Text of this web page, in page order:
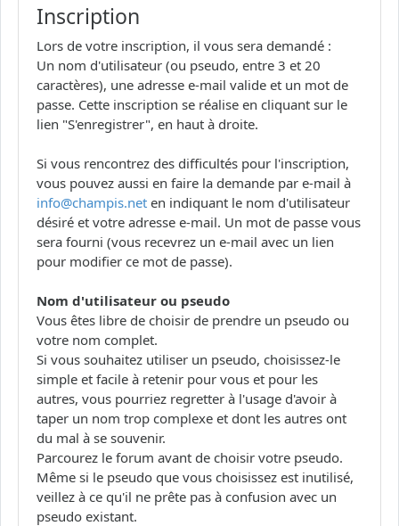
Inscription
Lors de votre inscription, il vous sera demandé :
Un nom d'utilisateur (ou pseudo, entre 3 et 20
caractères), une adresse e-mail valide et un mot de
passe. Cette inscription se réalise en cliquant sur le
lien "S'enregistrer", en haut à droite.
Si vous rencontrez des difficultés pour l'inscription,
vous pouvez aussi en faire la demande par e-mail à
info@champis.net en indiquant le nom d'utilisateur
désiré et votre adresse e-mail. Un mot de passe vous
sera fourni (vous recevrez un e-mail avec un lien
pour modifier ce mot de passe).
Nom d'utilisateur ou pseudo
Vous êtes libre de choisir de prendre un pseudo ou
votre nom complet.
Si vous souhaitez utiliser un pseudo, choisissez-le
simple et facile à retenir pour vous et pour les
autres, vous pourriez regretter à l'usage d'avoir à
taper un nom trop complexe et dont les autres ont
du mal à se souvenir.
Parcourez le forum avant de choisir votre pseudo.
Même si le pseudo que vous choisissez est inutilisé,
veillez à ce qu'il ne prête pas à confusion avec un
pseudo existant.